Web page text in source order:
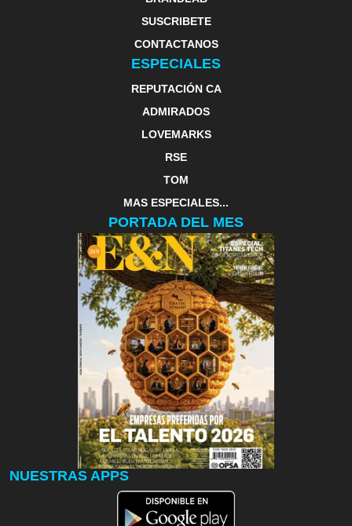
SUSCRIBETE
CONTACTANOS
ESPECIALES
REPUTACIÓN CA
ADMIRADOS
LOVEMARKS
RSE
TOM
MAS ESPECIALES...
PORTADA DEL MES
NUESTRAS APPS